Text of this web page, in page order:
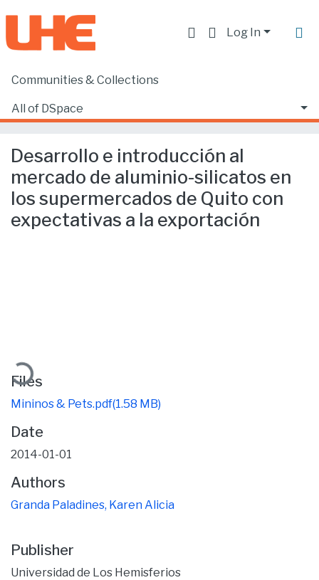
Log In
Communities & Collections
All of DSpace
Home
Desarrollo e introducción al mercado de aluminio-silicatos en los supermercados de Quito con expectativas a la exportación
Desarrollo e introducción al
mercado de aluminio-silicatos en
los supermercados de Quito con
expectativas a la exportación
Loading...
Files
Mininos & Pets.pdf(1.58 MB)
Date
2014-01-01
Authors
Granda Paladines, Karen Alicia
Publisher
Universidad de Los Hemisferios